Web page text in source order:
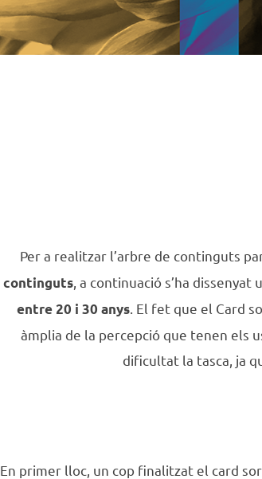
Per a realitzar l’arbre de continguts
continguts, a continuació s’ha dissenyat
entre 20 i 30 anys. El fet que el Card
àmplia de la percepció que tenen els
dificultat la tasca, ja
En primer lloc, un cop finalitzat el card